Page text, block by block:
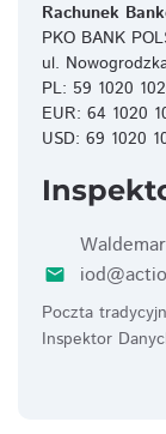
Rachunek
PKO BANK
ul.
PL: 59 1020
EUR: 64 1020
USD: 69 1020
email
Poczta
Inspektor